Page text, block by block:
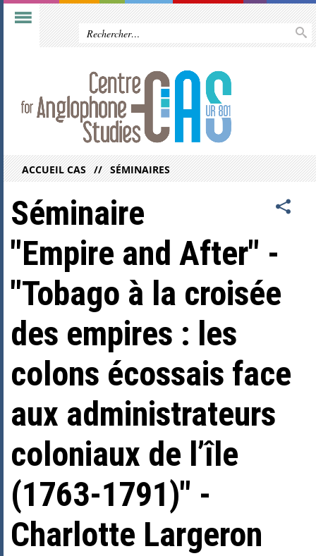
ACCUEIL CAS SÉMINAIRES
Séminaire
"Empire and After" -
"Tobago à la croisée
des empires : les
colons écossais face
aux administrateurs
coloniaux de l’île
(1763-1791)" -
Charlotte Largeron